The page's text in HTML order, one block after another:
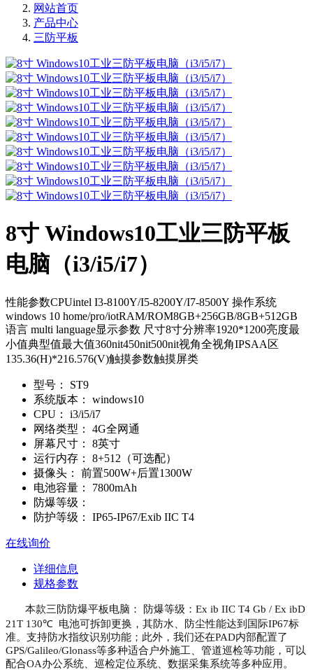
网站首页
产品中心
三防平板
8寸 Windows10工业三防平板
电脑（i3/i5/i7）
性能参数CPUintel I3-8100Y/I5-8200Y/I7-8500Y 操作系统
windows 10 home/pro/iotRAM/ROM8GB+256GB/8GB+512GB
语言 multi language显示参数 尺寸8寸分辨率1920*1200亮度最
小值典型值最大值360nit450nit500nit视角全视角IPSAA区
135.36(H)*216.576(V)触摸参数触摸屏类
型号：
ST9
系统版本：
windows10
CPU：
i3/i5/i7
网络类型：
4G全网通
屏幕尺寸：
8英寸
运行内存：
8+512（可选配）
摄像头：
前置500W+后置1300W
电池容量：
7800mAh
防爆等级：
防护等级：
IP65-IP67/Exib IIC T4
在线询价
详细信息
规格参数
本款三防防爆平板电脑： 防爆等级：Ex ib IIC T4 Gb / Ex ibD
21T 130℃ 电池可拆卸更换，其防水、防尘性能达到国际IP67标
准。支持防水指纹识别功能；此外，我们还在PAD内部配置了
GPS/Galileo/Glonass等多种适合户外施工、管道巡检等功能，可以
配合OA办公系统、巡检定位系统、数据采集系统等多种应用。